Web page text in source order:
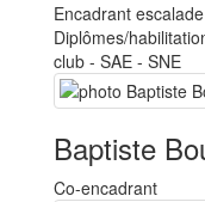
Encadrant
Diplômes/
club - SAE - SNE
Baptiste
Co-encadrant